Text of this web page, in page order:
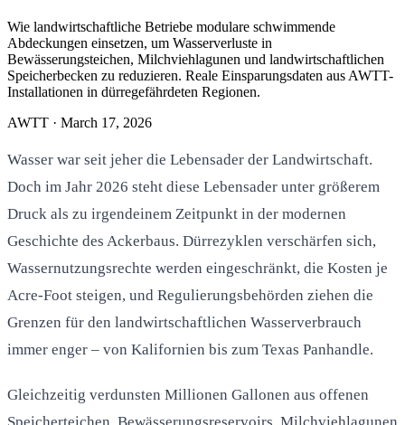
Wie landwirtschaftliche Betriebe modulare schwimmende
Abdeckungen einsetzen, um Wasserverluste in
Bewässerungsteichen, Milchviehlagunen und landwirtschaftlichen
Speicherbecken zu reduzieren. Reale Einsparungsdaten aus AWTT-
Installationen in dürregefährdeten Regionen.
AWTT · March 17, 2026
Wasser war seit jeher die Lebensader der Landwirtschaft.
Doch im Jahr 2026 steht diese Lebensader unter größerem
Druck als zu irgendeinem Zeitpunkt in der modernen
Geschichte des Ackerbaus. Dürrezyklen verschärfen sich,
Wassernutzungsrechte werden eingeschränkt, die Kosten je
Acre-Foot steigen, und Regulierungsbehörden ziehen die
Grenzen für den landwirtschaftlichen Wasserverbrauch
immer enger – von Kalifornien bis zum Texas Panhandle.
Gleichzeitig verdunsten Millionen Gallonen aus offenen